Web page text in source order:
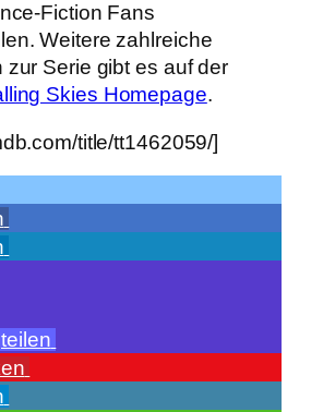
Fiction Fans
Weitere zahlreiche
zur Serie gibt es auf der
Skies Homepage.
title/tt1462059/]
teilen